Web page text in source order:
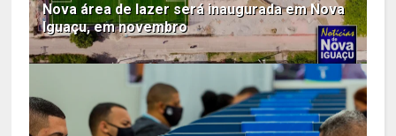
Nova área de lazer será inaugurada em Nova
Iguaçu, em novembro